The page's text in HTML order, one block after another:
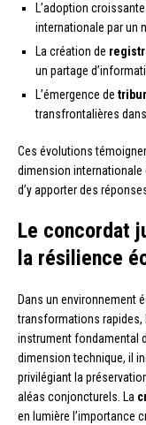
L’adoption
internationale par un
La création de
un partage
L’émergence de
transfrontalières
Ces évolutions
dimension internationale
d’y apporter des
Le concordat
la résilience
Dans un environnement
transformations rapides,
instrument fondamental
dimension technique, il
privilégiant la
aléas conjoncturels. La
en lumière l’importance